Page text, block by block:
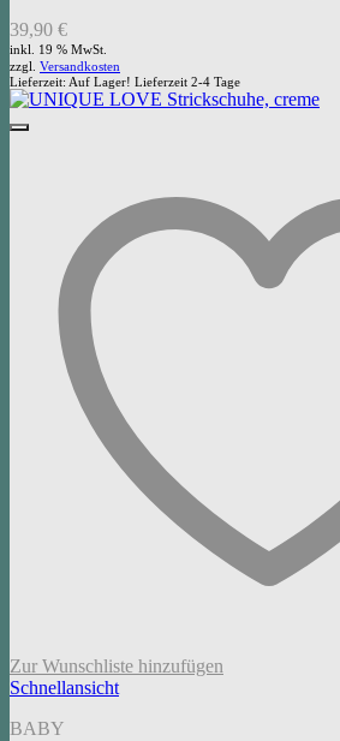
39,90 €
inkl. 19 % MwSt.
zzgl. Versandkosten
Lieferzeit: Auf Lager! Lieferzeit 2-4 Tage
Zur Wunschliste hinzufügen
Schnellansicht
BABY